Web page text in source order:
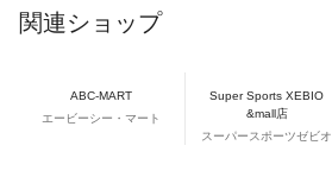
関連ショップ
ABC-MART
エービーシー・マート
Super Sports XEBIO
&mall店
スーパースポーツゼビオ